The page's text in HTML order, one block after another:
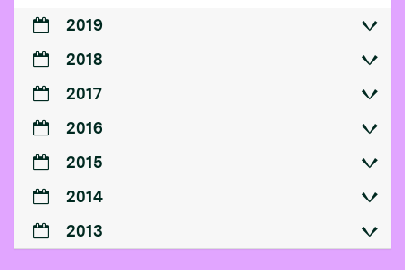
2019
2018
2017
2016
2015
2014
2013